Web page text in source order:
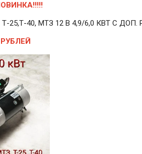
40, МТЗ 12 В 4,9/6,0 КВТ С ДОП.